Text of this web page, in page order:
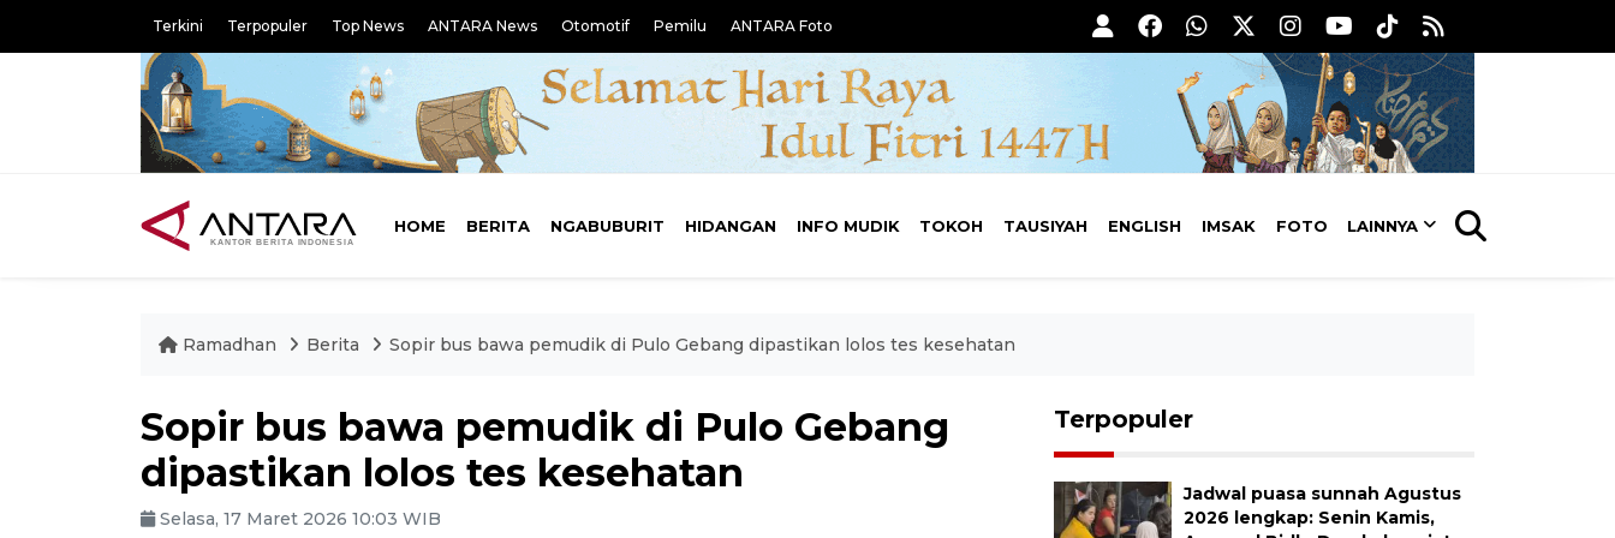
Terkini Terpopuler Top News ANTARA News Otomotif Pemilu ANTARA Foto
HOME BERITA NGABUBURIT HIDANGAN INFO MUDIK TOKOH TAUSIYAH ENGLISH IMSAK FOTO LAINNYA
Ramadhan Berita Sopir bus bawa pemudik di Pulo Gebang dipastikan lolos tes kesehatan
Sopir bus bawa pemudik di Pulo Gebang
dipastikan lolos tes kesehatan
Selasa, 17 Maret 2026 10:03 WIB
Terpopuler
Jadwal puasa sunnah Agustus
2026 lengkap: Senin Kamis,